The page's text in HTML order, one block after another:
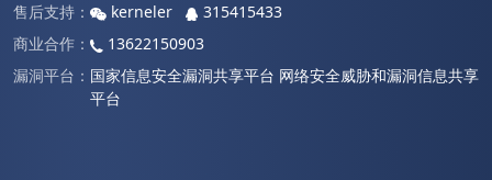
售后支持：
kerneler
315415433
商业合作：
13622150903
漏洞平台： 国家信息安全漏洞共享平台 网络安全威胁和漏洞信息共享
平台